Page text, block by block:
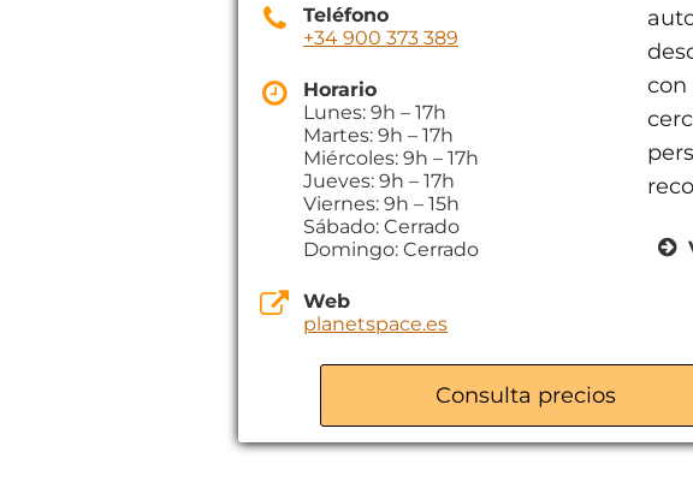
Teléfono
+34 900 373 389
Horario
Lunes: 9h – 17h
Martes: 9h – 17h
Miércoles: 9h – 17h
Jueves: 9h – 17h
Viernes: 9h – 15h
Sábado: Cerrado
Domingo: Cerrado
Web
planetspace.es
con
Consulta precios